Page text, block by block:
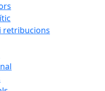
retribucions